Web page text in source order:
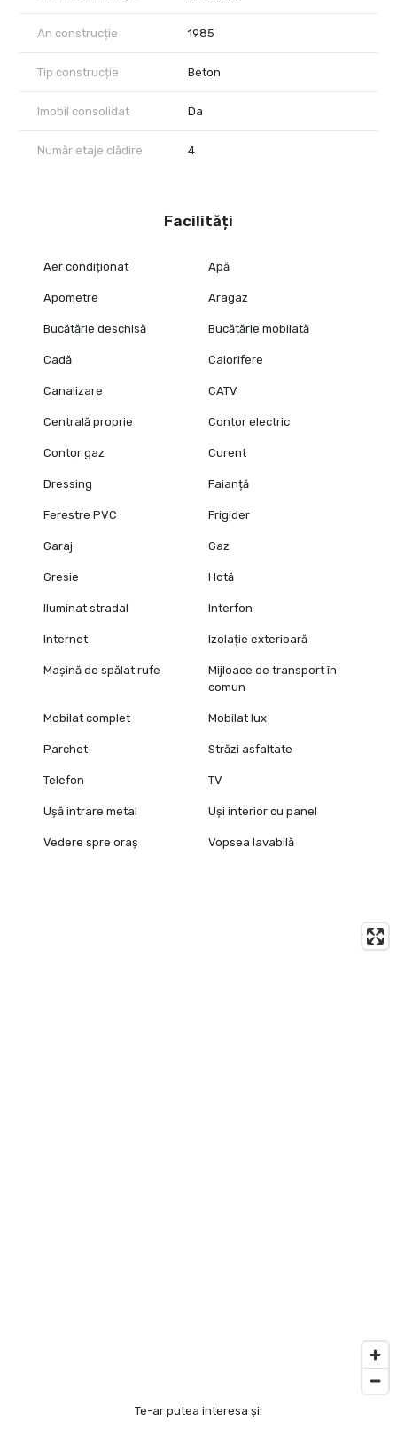
An construcție 1985
Tip construcție Beton
Imobil consolidat Da
Număr etaje clădire 4
Facilități
Aer condiționat Apă
Apometre Aragaz
Bucătărie deschisă Bucătărie mobilată
Cadă Calorifere
Canalizare CATV
Centrală proprie Contor electric
Contor gaz Curent
Dressing Faianță
Ferestre PVC Frigider
Garaj Gaz
Gresie Hotă
Iluminat stradal Interfon
Internet Izolație exterioară
Mașină de spălat rufe
Mijloace de transport în
comun
Mobilat complet Mobilat lux
Parchet Străzi asfaltate
Telefon TV
Ușă intrare metal Uși interior cu panel
Vedere spre oraș Vopsea lavabilă
Te-ar putea interesa și: